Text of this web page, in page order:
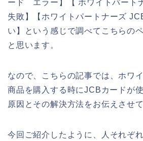
ード エラー】【 ホワイトパート
失敗】【ホワイトパートナーズ
い】という感じで調べてこちらの
と思います。
なので、こちらの記事では、ホワ
商品を購入する時にJCBカードが
原因とその解決方法をお伝えさせ
今回ご紹介したように、人それぞ